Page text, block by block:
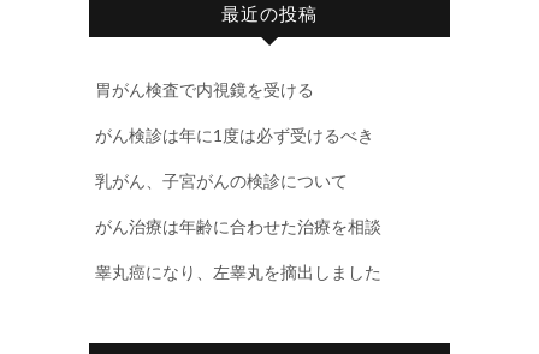
最近の投稿
胃がん検査で内視鏡を受ける
がん検診は年に1度は必ず受けるべき
乳がん、子宮がんの検診について
がん治療は年齢に合わせた治療を相談
睾丸癌になり、左睾丸を摘出しました